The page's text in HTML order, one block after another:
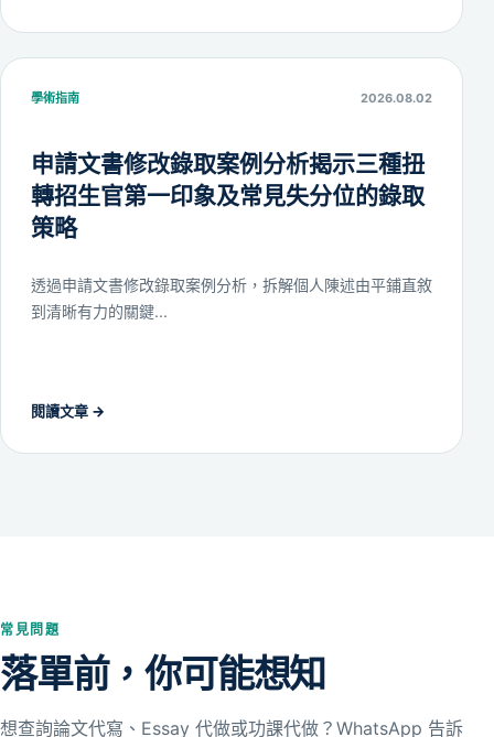
學術指南 2026.08.02
申請文書修改錄取案例分析揭示三種扭
轉招生官第一印象及常見失分位的錄取
策略
透過申請文書修改錄取案例分析，拆解個人陳述由平鋪直敘
到清晰有力的關鍵...
閱讀文章 →
常見問題
落單前，你可能想知
想查詢論文代寫、Essay 代做或功課代做？WhatsApp 告訴